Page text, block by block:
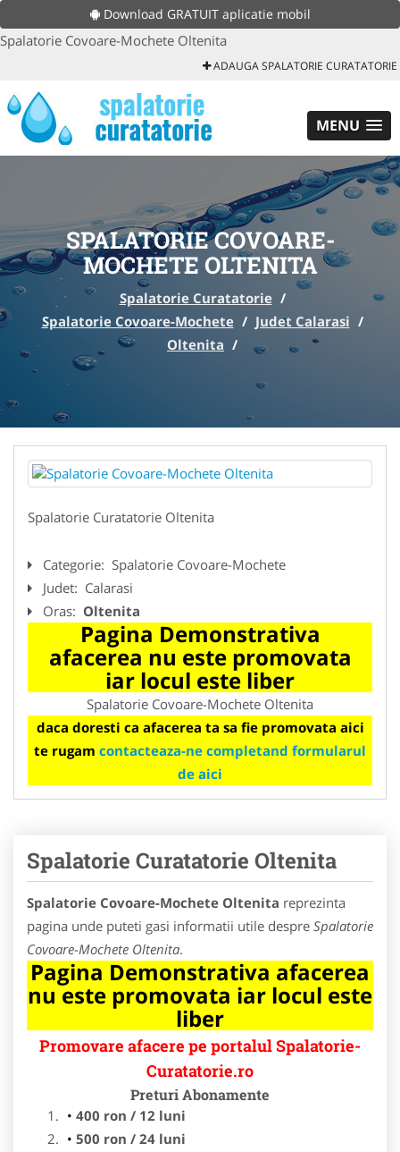
Download GRATUIT aplicatie mobil
Spalatorie Covoare-Mochete Oltenita
ADAUGA SPALATORIE CURATATORIE
MENU
SPALATORIE COVOARE-
MOCHETE OLTENITA
Spalatorie Curatatorie /
Spalatorie Covoare-Mochete / Judet Calarasi /
Oltenita /
Spalatorie Curatatorie Oltenita
Categorie: Spalatorie Covoare-Mochete
Judet: Calarasi
Oras: Oltenita
Pagina Demonstrativa
afacerea nu este promovata
iar locul este liber
Spalatorie Covoare-Mochete Oltenita
daca doresti ca afacerea ta sa fie promovata aici
te rugam contacteaza-ne completand formularul
de aici
Spalatorie Curatatorie Oltenita
Spalatorie Covoare-Mochete Oltenita reprezinta
pagina unde puteti gasi informatii utile despre Spalatorie
Covoare-Mochete Oltenita.
Pagina Demonstrativa afacerea
nu este promovata iar locul este
liber
Promovare afacere pe portalul Spalatorie-
Curatatorie.ro
Preturi Abonamente
400 ron / 12 luni
500 ron / 24 luni